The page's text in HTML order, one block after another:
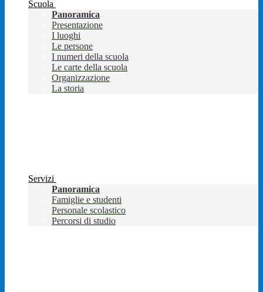
Scuola
Panoramica
Presentazione
I luoghi
Le persone
I numeri della scuola
Le carte della scuola
Organizzazione
La storia
Servizi
Panoramica
Famiglie e studenti
Personale scolastico
Percorsi di studio